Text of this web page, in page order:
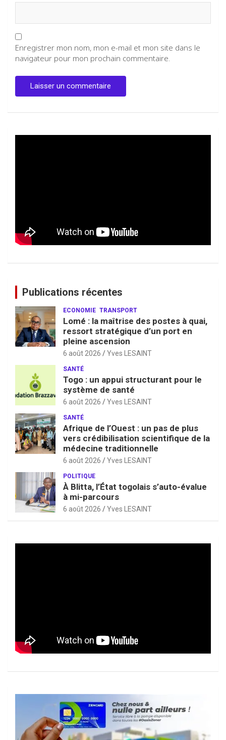
Enregistrer mon nom, mon e-mail et mon site dans le
navigateur pour mon prochain commentaire.
Publications récentes
ECONOMIE TRANSPORT
Lomé : la maîtrise des postes à quai,
ressort stratégique d’un port en
pleine ascension
6 août 2026 Yves LESAINT
SANTÉ
Togo : un appui structurant pour le
système de santé
6 août 2026 Yves LESAINT
SANTÉ
Afrique de l’Ouest : un pas de plus
vers crédibilisation scientifique de la
médecine traditionnelle
6 août 2026 Yves LESAINT
POLITIQUE
À Blitta, l’État togolais s’auto-évalue
à mi-parcours
6 août 2026 Yves LESAINT